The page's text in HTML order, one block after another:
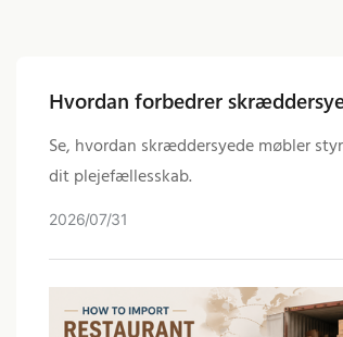
Hvordan forbedrer
Se, hvordan skræddersyede møbler
dit plejefællesskab.
2026 0731